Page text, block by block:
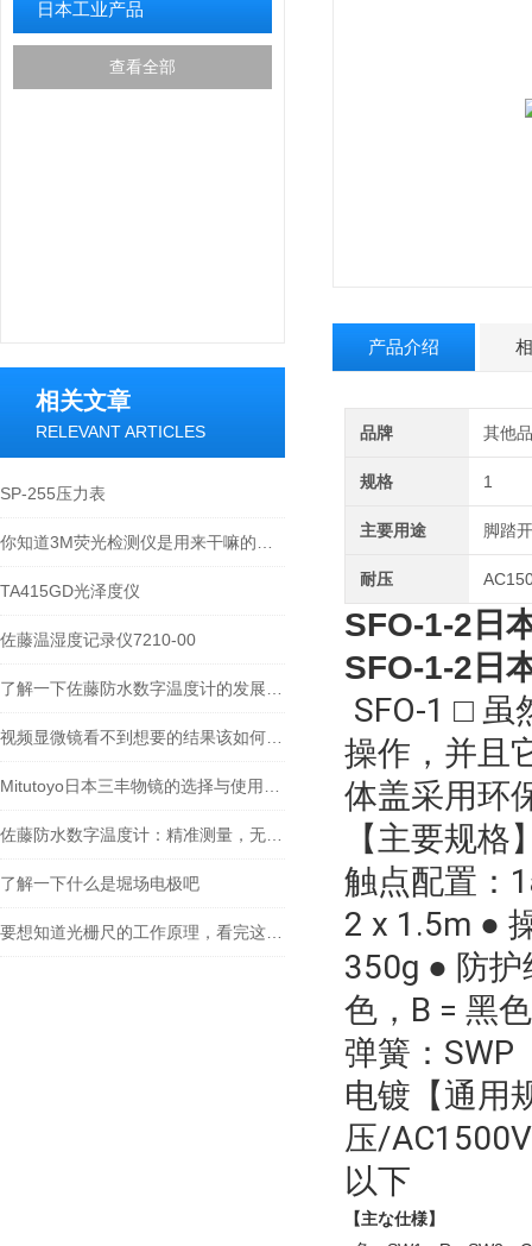
日本工业产品
查看全部
相关文章
RELEVANT ARTICLES
SP-255压力表
TA415GD光泽度仪
佐藤温湿度记录仪7210-00
了解一下什么是堀场电极吧
产品介绍
品牌 其他
规格 1
主要用途 脚踏
耐压
SFO-1-2日
SFO-1-2日
SFO-1 □
操作，并且
体盖采用环
【主要规
触点配置：
2 x 1.5m ●
350g ● 防护
色，B = 黑
弹簧：SWP
电镀【通用
压/
以下
【主な仕様】